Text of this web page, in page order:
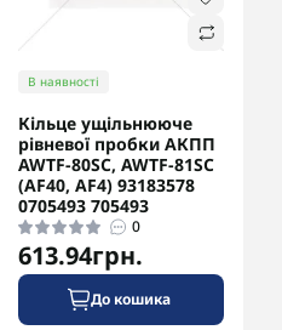
В наявності
Кільце ущільнююче
рівневої пробки АКПП
AWTF-80SC, AWTF-81SC
(AF40, AF4) 93183578
0705493 705493
0
613.94грн.
До кошика